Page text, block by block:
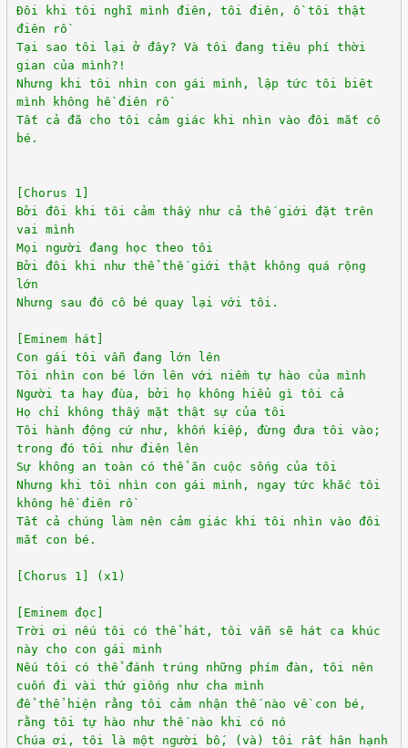
Đôi khi tôi nghĩ mình điên, tôi điên, ồ tôi thật
điên rồ
Tại sao tôi lại ở đây? Và tôi đang tiêu phí thời
gian của mình?!
Nhưng khi tôi nhìn con gái mình, lập tức tôi biêt
mình không hề điên rồ
Tất cả đã cho tôi cảm giác khi nhìn vào đôi mắt cô
bé.
[Chorus 1]
Bởi đôi khi tôi cảm thấy như cả thế giới đặt trên
vai mình
Mọi người đang học theo tôi
Bởi đôi khi như thể thế giới thật không quá rộng
lớn
Nhưng sau đó cô bé quay lại với tôi.
[Eminem hát]
Con gái tôi vẫn đang lớn lên
Tôi nhìn con bé lớn lên với niềm tự hào của mình
Người ta hay đùa, bởi họ không hiểu gì tôi cả
Họ chỉ không thấy mặt thật sự của tôi
Tôi hành động cứ như, khốn kiếp, đừng đưa tôi vào;
trong đó tôi như điên lên
Sự không an toàn có thể ăn cuộc sống của tôi
Nhưng khi tôi nhìn con gái mình, ngay tức khắc tôi
không hề điên rồ
Tất cả chúng làm nên cảm giác khi tôi nhìn vào đôi
mắt con bé.
[Chorus 1] (x1)
[Eminem đọc]
Trời ơi nếu tôi có thể hát, tôi vẫn sẽ hát ca khúc
này cho con gái mình
Nếu tôi có thể đánh trúng những phím đàn, tôi nên
cuốn đi vài thứ giống như cha mình
để thể hiện rằng tôi cảm nhận thế nào về con bé,
rằng tôi tự hào như thế nào khi có nó
Chúa ơi, tôi là một người bố, (và) tôi rất hân hạnh